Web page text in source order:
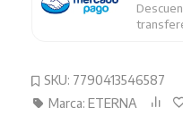
SKU: 7790413546587
Marca: ETERNA